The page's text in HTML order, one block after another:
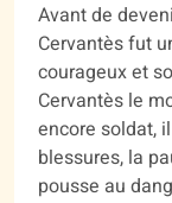
Avant de
Cervantès fut
courageux et
Cervantès le
encore soldat,
blessures, la
pousse au